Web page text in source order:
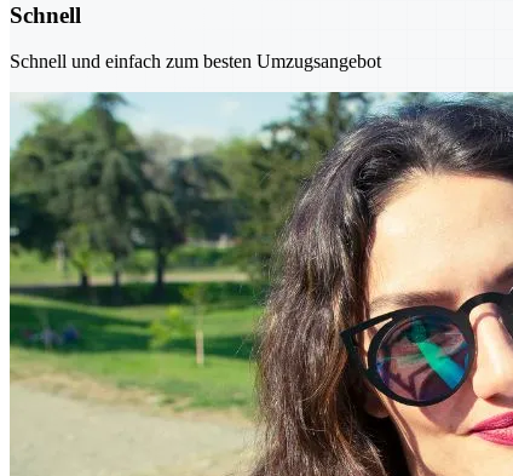
Schnell
Schnell und einfach zum besten Umzugsangebot